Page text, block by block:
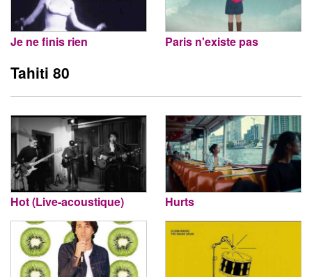
Je ne finis rien Paris n'existe pas
Tahiti 80
Hot (Live-acoustique) Hurts